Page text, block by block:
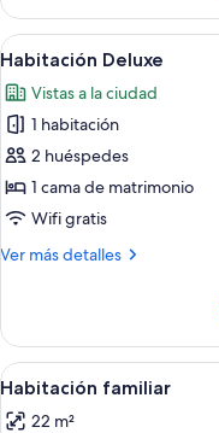
junior
(4
Adults)
Abrir
todas
las
fotos
de
Habitación
Deluxe
6
Habitación Deluxe
Vistas a la ciudad
1 habitación
2 huéspedes
1 cama de matrimonio
Wifi gratis
Ver más detalles
Más
Deluxe
Abrir
todas
8
Habitación familiar
22 m²